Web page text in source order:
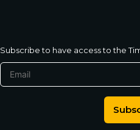
Subscribe to have access to the